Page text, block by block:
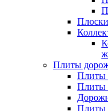
Плиты
Плиты
Плиты
Плиты